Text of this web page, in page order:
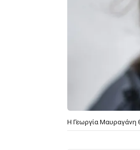
Η Γεωργία Μαυραγάνη